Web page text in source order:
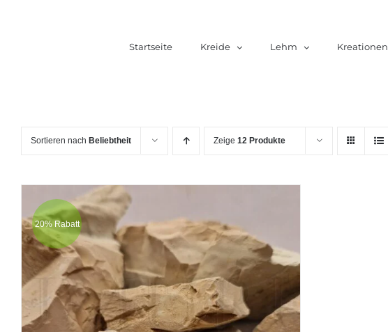
Startseite Kreide Lehm Kreationen
Sortieren nach Beliebtheit Zeige 12 Produkte
20% Rabatt